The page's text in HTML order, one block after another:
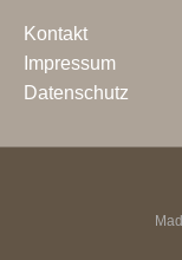
Kontakt
Impressum
Datenschutz